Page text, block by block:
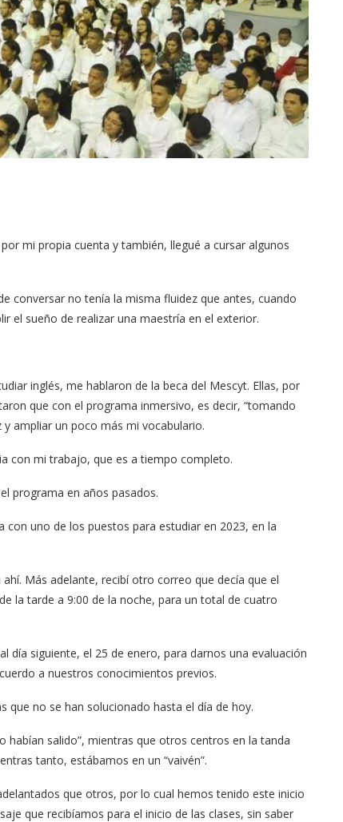
mi propia cuenta y también, llegué a cursar algunos
conversar no tenía la misma fluidez que antes, cuando
el sueño de realizar una maestría en el exterior.
inglés, me hablaron de la beca del Mescyt. Ellas, por
que con el programa inmersivo, es decir, “tomando
ampliar un poco más mi vocabulario.
con mi trabajo, que es a tiempo completo.
programa en años pasados.
uno de los puestos para estudiar en 2023, en la
Más adelante, recibí otro correo que decía que el
la tarde a 9:00 de la noche, para un total de cuatro
día siguiente, el 25 de enero, para darnos una evaluación
a nuestros conocimientos previos.
que no se han solucionado hasta el día de hoy.
habían salido”, mientras que otros centros en la tanda
tanto, estábamos en un “vaivén”.
que otros, por lo cual hemos tenido este inicio
que recibíamos para el inicio de las clases, sin saber